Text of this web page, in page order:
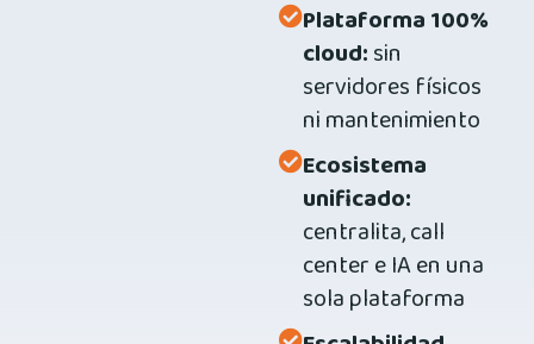
Plataforma 100%
cloud:sin
servidores físicos
ni mantenimiento
Ecosistema
unificado:
centralita, call
center e IA en una
sola plataforma